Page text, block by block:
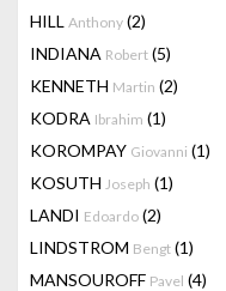
HILL Anthony (2)
INDIANA Robert (5)
KENNETH Martin (2)
KODRA Ibrahim (1)
KOROMPAY Giovanni (1)
KOSUTH Joseph (1)
LANDI Edoardo (2)
LINDSTROM Bengt (1)
MANSOUROFF Pavel (4)